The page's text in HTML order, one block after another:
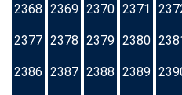
2368 2369 2370 2371
2377 2378 2379 2380
2386 2387 2388 2389